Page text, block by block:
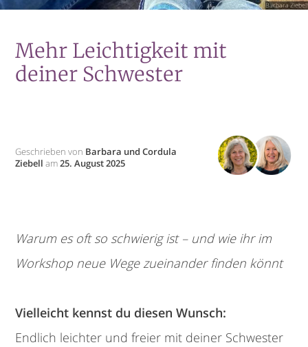
Mehr Leichtigkeit mit
deiner Schwester
Geschrieben von Barbara und Cordula
Ziebell am25. August 2025
Barbara Ziebell
Warum es oft so schwierig ist – und wie ihr im
Workshop neue Wege zueinander finden könnt
Vielleicht kennst du diesen Wunsch:
Endlich leichter und freier mit deiner Schwester